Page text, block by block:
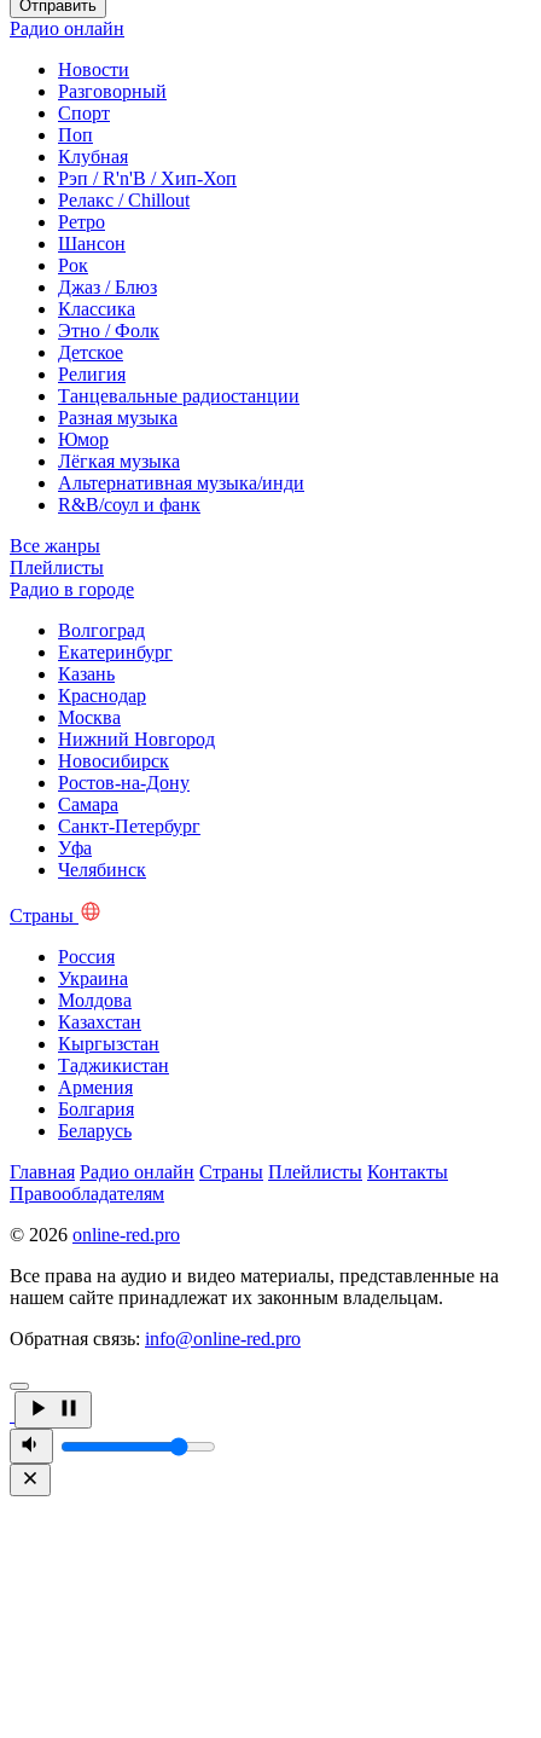
Отправить
Радио онлайн
Новости
Разговорный
Спорт
Поп
Клубная
Рэп / R'n'B / Хип-Хоп
Релакс / Chillout
Ретро
Шансон
Рок
Джаз / Блюз
Классика
Этно / Фолк
Детское
Религия
Танцевальные радиостанции
Разная музыка
Юмор
Лёгкая музыка
Альтернативная музыка/инди
R&B/cоул и фанк
Все жанры
Плейлисты
Радио в городе
Волгоград
Екатеринбург
Казань
Краснодар
Москва
Нижний Новгород
Новосибирск
Ростов-на-Дону
Самара
Санкт-Петербург
Уфа
Челябинск
Страны
Россия
Украина
Молдова
Казахстан
Кыргызстан
Таджикистан
Армения
Болгария
Беларусь
Главная Радио онлайн Страны Плейлисты Контакты
Правообладателям
© 2026 online-red.pro
Все права на аудио и видео материалы, представленные на
нашем сайте принадлежат их законным владельцам.
Обратная связь: info@online-red.pro